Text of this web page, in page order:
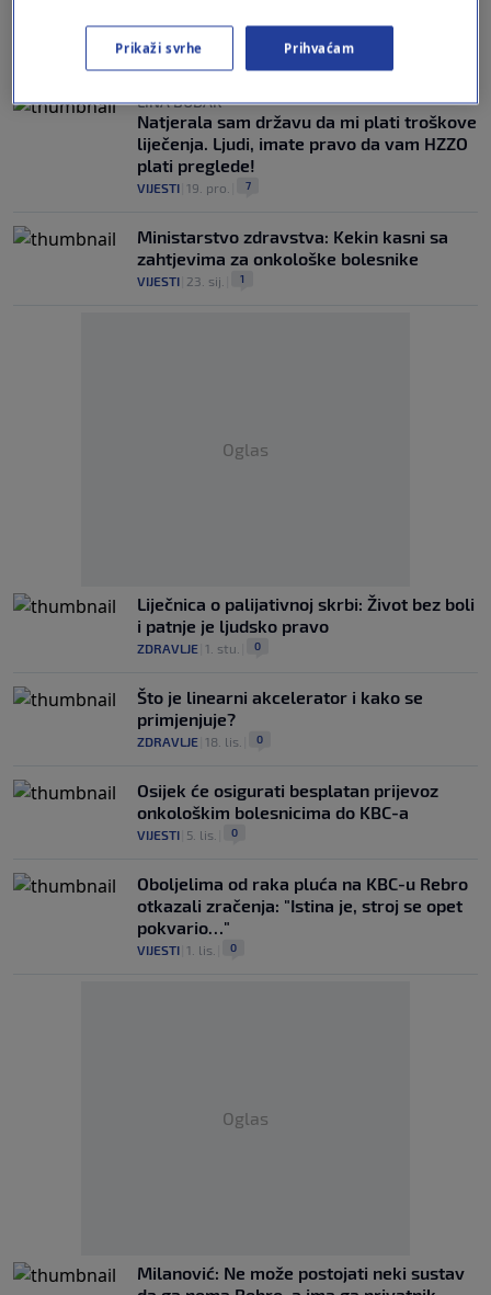
onkoloških bolesnika?
VIJESTI| 12. sij.
LINA BUDAK
Natjerala sam državu da mi plati troškove
liječenja. Ljudi, imate pravo da vam HZZO
plati preglede!
VIJESTI 19. pro. 7
Ministarstvo zdravstva: Kekin kasni sa
zahtjevima za onkološke bolesnike
VIJESTI 23. sij. 1
Oglas
Liječnica o palijativnoj skrbi: Život bez boli
i patnje je ljudsko pravo
ZDRAVLJE 1. stu. 0
Što je linearni akcelerator i kako se
primjenjuje?
ZDRAVLJE 18. lis. 0
Osijek će osigurati besplatan prijevoz
onkološkim bolesnicima do KBC-a
VIJESTI 5. lis. 0
Oboljelima od raka pluća na KBC-u Rebro
otkazali zračenja: "Istina je, stroj se opet
pokvario…"
VIJESTI 1. lis. 0
Oglas
Milanović: Ne može postojati neki sustav
Prikaži svrhe Prihvaćam